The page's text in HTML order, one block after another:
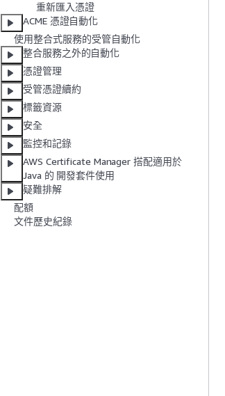
重新匯入憑證
ACME 憑證自動化
使用整合式服務的受管自動化
整合服務之外的自動化
憑證管理
受管憑證續約
標籤資源
安全
監控和記錄
AWS Certificate Manager 搭配適用於
Java 的 開發套件使用
疑難排解
配額
文件歷史紀錄